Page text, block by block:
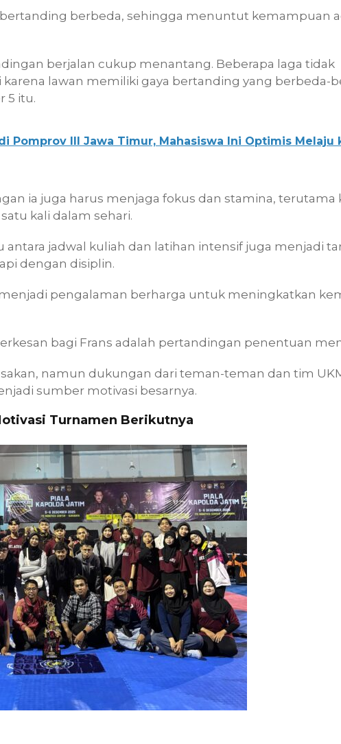
berbeda, sehingga menuntut kemampuan
berjalan cukup menantang. Beberapa laga tidak
lawan memiliki gaya bertanding yang berbeda-
5 itu.
Pomprov III Jawa Timur, Mahasiswa Ini Optimis Melaju
ia juga harus menjaga fokus dan stamina, terutama
kali dalam sehari.
antara jadwal kuliah dan latihan intensif juga menjadi
dengan disiplin.
pengalaman berharga untuk meningkatkan
bagi Frans adalah pertandingan penentuan
namun dukungan dari teman-teman dan tim
sumber motivasi besarnya.
Turnamen Berikutnya